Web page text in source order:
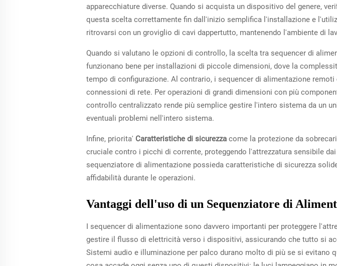
apparecchiature diverse. Quando si acquista un dispositivo del genere,
questa scelta correttamente fin dall'inizio semplifica l'installazione e
ritrovarsi con un groviglio di cavi dappertutto, mantenendo l'ambiente di
Quando si valutano le opzioni di controllo, la scelta tra sequencer di
funzionano bene per installazioni di piccole dimensioni, dove la
tempo di configurazione. Al contrario, i sequencer di alimentazione
connessioni di rete. Per operazioni di grandi dimensioni con più
controllo centralizzato rende più semplice gestire l'intero sistema da un
eventuali problemi nell'intero sistema.
Infine, priorita' Caratteristiche di sicurezza come la protezione da
cruciale contro i picchi di corrente, proteggendo l'attrezzatura sensibile
sequenziatore di alimentazione possieda caratteristiche di sicurezza
affidabilità durante le operazioni.
Vantaggi dell'uso di un Sequenziatore di
I sequencer di alimentazione sono davvero importanti per proteggere
gestire il flusso di elettricità verso i dispositivi, assicurando che tutto si
Sistemi audio e illuminazione per palco durano molto di più se si